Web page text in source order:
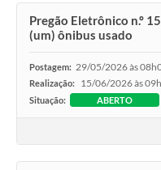
Pregão Eletrônico n.º
(um) ônibus usado
Postagem: 29/05/2026 às
Realização: 15/06/2026 às
Situação: ABERTO